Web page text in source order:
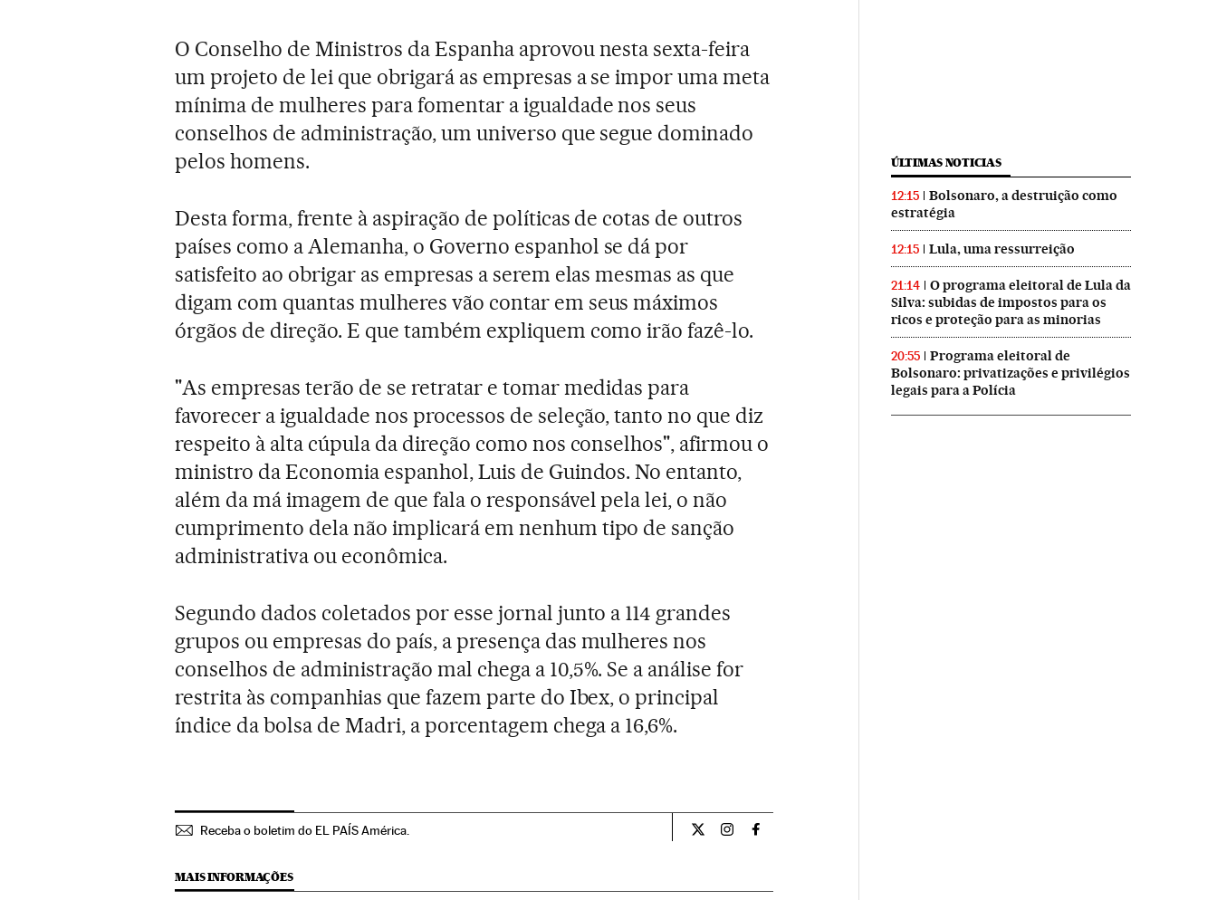
O Conselho de Ministros da Espanha aprovou nesta sexta-feira
um projeto de lei que obrigará as empresas a se impor uma meta
mínima de mulheres para fomentar a igualdade nos seus
conselhos de administração, um universo que segue dominado
pelos homens.
Desta forma, frente à aspiração de políticas de cotas de outros
países como a Alemanha, o Governo espanhol se dá por
satisfeito ao obrigar as empresas a serem elas mesmas as que
digam com quantas mulheres vão contar em seus máximos
órgãos de direção. E que também expliquem como irão fazê-lo.
"As empresas terão de se retratar e tomar medidas para
favorecer a igualdade nos processos de seleção, tanto no que diz
respeito à alta cúpula da direção como nos conselhos", afirmou o
ministro da Economia espanhol, Luis de Guindos. No entanto,
além da má imagem de que fala o responsável pela lei, o não
cumprimento dela não implicará em nenhum tipo de sanção
administrativa ou econômica.
Segundo dados coletados por esse jornal junto a 114 grandes
grupos ou empresas do país, a presença das mulheres nos
conselhos de administração mal chega a 10,5%. Se a análise for
restrita às companhias que fazem parte do Ibex, o principal
índice da bolsa de Madri, a porcentagem chega a 16,6%.
Receba o boletim do EL PAÍS América. Economia El País Brasil en Twitter
Economia El País Brasil en Instagram
Economia El País Brasil en Facebook
MAIS INFORMAÇÕES
ÚLTIMAS NOTICIAS
12:15
Bolsonaro, a destruição como
estratégia
12:15 Lula, uma ressurreição
21:14
O programa eleitoral de Lula da
Silva: subidas de impostos para os
ricos e proteção para as minorias
20:55
Programa eleitoral de
Bolsonaro: privatizações e privilégios
legais para a Polícia